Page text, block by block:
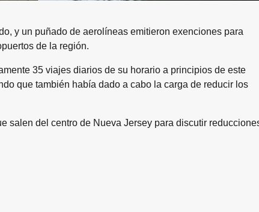
y un puñado de aerolíneas emitieron exenciones para
de la región.
35 viajes diarios de su horario a principios de este
que también había dado a cabo la carga de reducir los
salen del centro de Nueva Jersey para discutir